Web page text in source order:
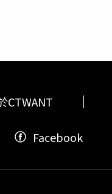
CTWANT
Facebook